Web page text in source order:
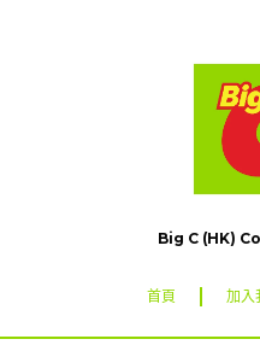
Big C (HK)
首頁 加入